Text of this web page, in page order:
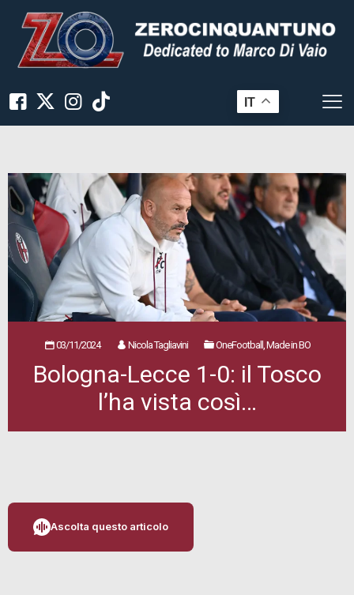
IT
03/11/2024 Nicola Tagliavini OneFootball, Made in BO
Bologna-Lecce 1-0: il Tosco
l’ha vista così…
Ascolta questo articolo